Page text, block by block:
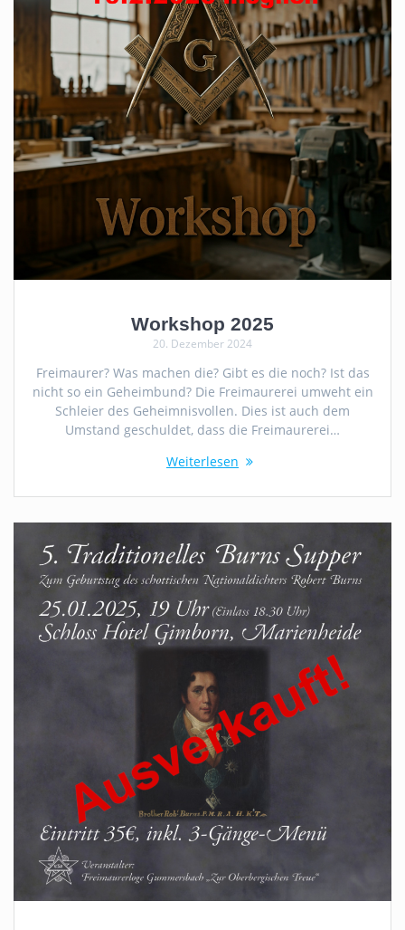
Workshop 2025
20. Dezember 2024
Freimaurer? Was machen die? Gibt es die noch? Ist das
nicht so ein Geheimbund? Die Freimaurerei umweht ein
Schleier des Geheimnisvollen. Dies ist auch dem
Umstand geschuldet, dass die Freimaurerei…
Weiterlesen